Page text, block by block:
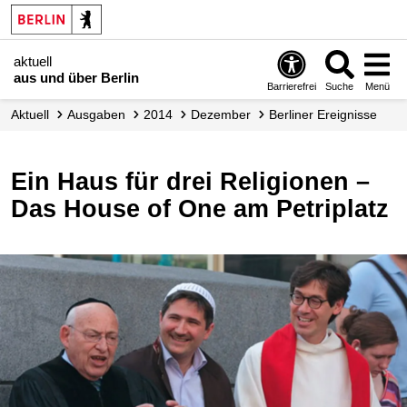
aktuell
aus und über Berlin
Barrierefrei Suche Menü
aktuell Ausgaben 2014 Dezember Berliner Ereignisse
Ein Haus für drei Religionen –
Das House of One am Petriplatz